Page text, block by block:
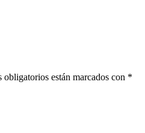
obligatorios están marcados con *